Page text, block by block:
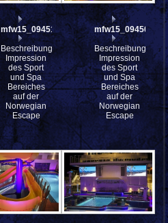
mfw15_094511
Beschreibung:
Impression
des Sport
und Spa
Bereiches
auf der
Norwegian
Escape
mfw15_094502
Beschreibung:
Impression
des Sport
und Spa
Bereiches
auf der
Norwegian
Escape